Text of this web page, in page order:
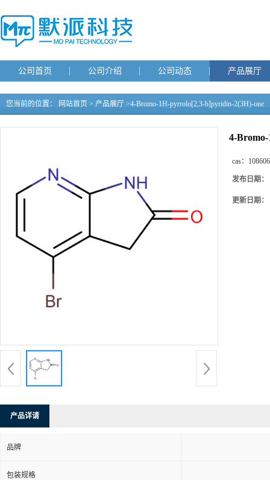
公司首页 公司介绍 公司动态 产品展厅
您当前的位置： 网站首页 > 产品展厅 >4-Bromo-1H-pyrrolo[2,3-b]pyridin-2(3H)-one
4-
cas：
发布日期：
更新日期：
产品详请
品牌
包装规格